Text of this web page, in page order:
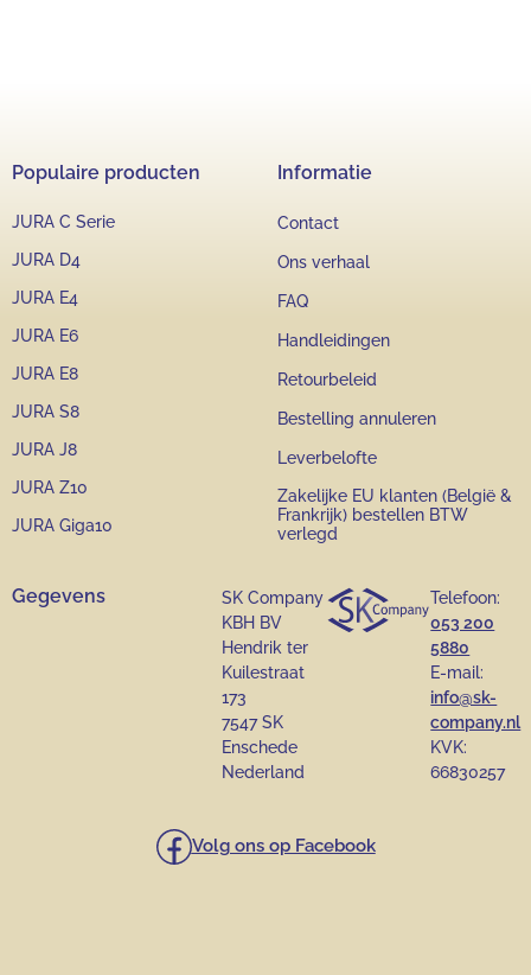
Populaire producten
JURA C Serie
JURA D4
JURA E4
JURA E6
JURA E8
JURA S8
JURA J8
JURA Z10
JURA Giga10
Informatie
Contact
Ons verhaal
FAQ
Handleidingen
Retourbeleid
Bestelling annuleren
Leverbelofte
Zakelijke EU klanten (België &
Frankrijk) bestellen BTW
verlegd
Gegevens
SK Company
KBH BV
Hendrik ter
Kuilestraat
173
7547 SK
Enschede
Nederland
Telefoon:
053 200
5880
E-mail:
info@sk-
company.nl
KVK:
66830257
Volg ons op Facebook